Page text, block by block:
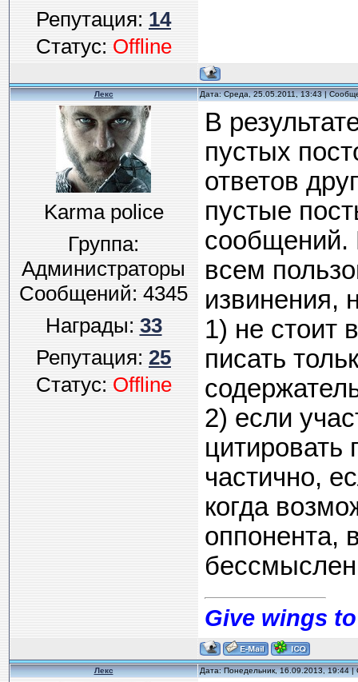
Репутация:14
Статус:Offline
Лекс Дата: Среда, 25.05.2011, 13:43 |
Karma police
Группа:
Администраторы
Сообщений:4345
Награды:33
Репутация:25
Статус:Offline
В
пустых
ответов
пустые
сообщений.
всем
извинения,
1) не стоит
писать
2) если
цитировать
частично,
когда
оппонента,
Give wings
Лекс Дата: Понедельник, 16.09.2013, 19:44